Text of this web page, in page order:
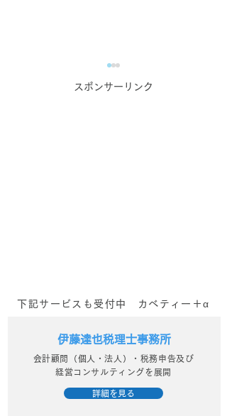
スポンサーリンク
下記サービスも受付中 カベティー＋α
伊藤達也税理士事務所
会計顧問（個人・法人）・税務申告及び
経営コンサルティングを展開
詳細を見る